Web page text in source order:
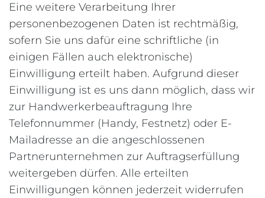
Eine weitere Verarbeitung Ihrer
personenbezogenen Daten ist rechtmäßig,
sofern Sie uns dafür eine schriftliche (in
einigen Fällen auch elektronische)
Einwilligung erteilt haben. Aufgrund dieser
Einwilligung ist es uns dann möglich, dass wir
zur Handwerkerbeauftragung Ihre
Telefonnummer (Handy, Festnetz) oder E-
Mailadresse an die angeschlossenen
Partnerunternehmen zur Auftragserfüllung
weitergeben dürfen. Alle erteilten
Einwilligungen können jederzeit widerrufen